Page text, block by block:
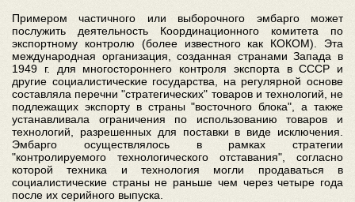
Примером частичного или выборочного эмбарго может
послужить деятельность Координационного комитета по
экспортному контролю (более известного как КОКОМ). Эта
международная организация, созданная странами Запада в
1949 г. для многостороннего контроля экспорта в СССР и
другие социалистические государства, на регулярной основе
составляла перечни "стратегических" товаров и технологий, не
подлежащих экспорту в страны "восточного блока", а также
устанавливала ограничения по использованию товаров и
технологий, разрешенных для поставки в виде исключения.
Эмбарго осуществлялось в рамках стратегии
"контролируемого технологического отставания", согласно
которой техника и технология могли продаваться в
социалистические страны не раньше чем через четыре года
после их серийного выпуска.